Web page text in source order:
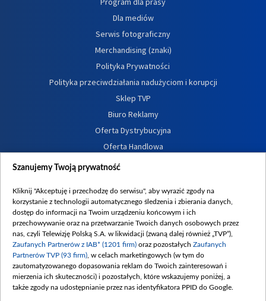
Dla mediów
Serwis fotograficzny
Merchandising (znaki)
Polityka Prywatności
Polityka przeciwdziałania nadużyciom i korupcji
Sklep TVP
Biuro Reklamy
Oferta Dystrybucyjna
Oferta Handlowa
Dostępność
Procedura zgłoszeń wewnętrznych
Szanujemy Twoją prywatność
Kliknij "Akceptuję i przechodzę do serwisu", aby wyrazić zgody na
korzystanie z technologii automatycznego śledzenia i zbierania danych,
dostęp do informacji na Twoim urządzeniu końcowym i ich
przechowywanie oraz na przetwarzanie Twoich danych osobowych przez
nas, czyli Telewizję Polską S.A. w likwidacji (zwaną dalej również „TVP”),
Zaufanych Partnerów z IAB* (1201 firm) oraz pozostałych Zaufanych
Partnerów TVP (93 firm) , w celach marketingowych (w tym do
zautomatyzowanego dopasowania reklam do Twoich zainteresowań i
mierzenia ich skuteczności) i pozostałych, które wskazujemy poniżej, a
także zgody na udostępnianie przez nas identyfikatora PPID do Google.